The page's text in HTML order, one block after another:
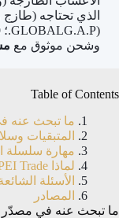
الذي تحتاجه
وشحن موثوق مع
Table of Contents
ما تبحث عنه
المتبقيات
مهارة سلسلة
لماذا PEI Trade
الأسئلة
المصادر
ما تبحث عنه في